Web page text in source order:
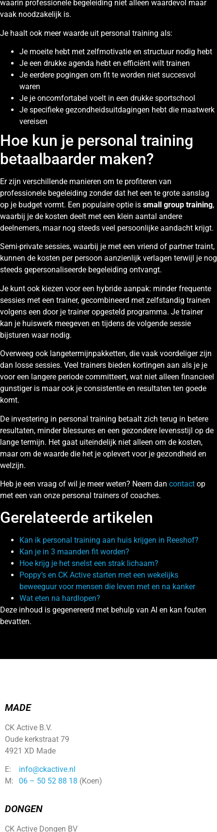
waarin professionele begeleiding niet alleen waardevol maar
vaak noodzakelijk is.
Je haalt ook meer waarde uit personal training als:
Je moeite hebt met zelfmotivatie en structuur nodig hebt
Je een drukke agenda hebt en efficiënt wilt trainen
Je eerdere pogingen om fit te worden niet succesvol
waren
Je je oncomfortabel voelt in een drukke sportschool
Je specifieke gezondheidsuitdagingen hebt die maatwerk
vereisen
Hoe kun je personal training
betaalbaarder maken?
Er zijn verschillende manieren om te profiteren van
professionele begeleiding zonder dat het een te grote aanslag
op je budget vormt. Een populaire optie is small group training,
waarbij je de kosten deelt met een klein aantal andere
deelnemers, maar nog steeds veel persoonlijke aandacht krijgt.
Semi-private sessies, waarbij je met een vriend of partner traint,
kunnen de kosten per persoon aanzienlijk verlagen terwijl je nog
steeds gepersonaliseerde begeleiding ontvangt.
Je kunt ook kiezen voor een hybride aanpak: minder frequente
sessies met een trainer, gecombineerd met zelfstandig trainen
volgens een door je trainer opgesteld programma. Je trainer
kan je huiswerk meegeven en tijdens de volgende sessie
bijsturen waar nodig.
Overweeg ook langetermijnpakketten, die vaak voordeliger zijn
dan losse sessies. Veel trainers bieden kortingen aan als je je
voor een langere periode committeert, wat niet alleen financieel
gunstiger is maar ook je consistentie en resultaten ten goede
komt.
De investering in personal training betaalt zich terug in betere
resultaten, minder blessures en een gezondere levensstijl op de
lange termijn. Het gaat uiteindelijk niet alleen om de kosten,
maar om de waarde die het je oplevert voor je gezondheid en
welzijn.
Heb je een vraag of wil je meer weten? Neem dan contact op
met een van onze personal trainers of coaches.
Gerelateerde artikelen
Kan ik personal training aan huis krijgen in Reeshof?
Kan je in 3 maanden fit worden?
Hoe krijg je het snelst een strak lichaam?
Poppy’s en CK Active starten met een wekelijks
beweeguur voor mensen die leven met en na kanker
Wat eten na hardlopen?
Deze inhoud is gegenereerd met behulp van AI en kan fouten
bevatten.
MADE
CK Active B.V.
Oude kerkstraat 79
4921 XD Made
E:
info@ckactive.nl
M:
06 – 50 52 88 18 (Koen)
DONGEN
CK Active Dongen BV